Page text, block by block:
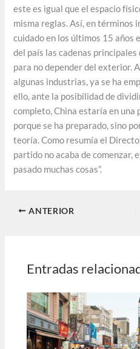
este es igual que el espacio
misma reglas. Así, en términos
cuidado en los últimos 15
del país las cadenas
para no depender del exterior.
algunas industrias, ya se ha
ello, ante la posibilidad de
completo, China estaría en una
porque se ha preparado, sino
teoría. Como resumía el
partido no acaba de comenzar,
pasado muchas cosas”.
ANTERIOR
Entradas